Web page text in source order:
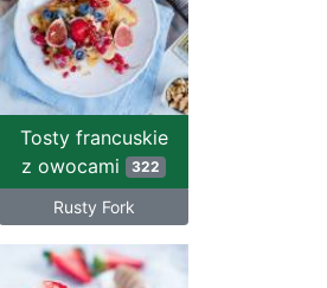
Tosty francuskie
z owocami 322
Rusty Fork